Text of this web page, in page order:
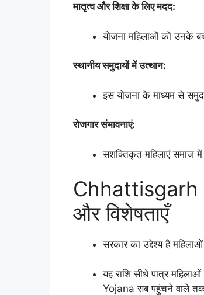
मातृत्व और शिक्षा के लिए मदद:
योजना महिलाओं को उनके
स्थानीय समुदायों में उत्थान:
इस योजना के माध्यम से
रोजगार संभावनाएं:
सशक्तिकृत महिलाएं समाज में
Chhattisgarh
और विशेषताएँ
सरकार का उद्देश्य है
यह राशि सीधे पात्र
Yojana सब पहुंचने वाले